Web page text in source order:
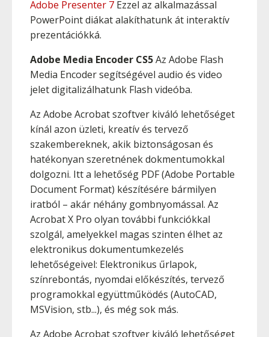
Adobe Presenter 7 Ezzel az alkalmazással
PowerPoint diákat alakíthatunk át interaktív
prezentációkká.
Adobe Media Encoder CS5Az Adobe Flash
Media Encoder segítségével audio és video
jelet digitalizálhatunk Flash videóba.
Az Adobe Acrobat szoftver kiváló lehetőséget
kínál azon üzleti, kreatív és tervező
szakembereknek, akik biztonságosan és
hatékonyan szeretnének dokmentumokkal
dolgozni. Itt a lehetőség PDF (Adobe Portable
Document Format) készítésére bármilyen
iratból – akár néhány gombnyomással. Az
Acrobat X Pro olyan további funkciókkal
szolgál, amelyekkel magas szinten élhet az
elektronikus dokumentumkezelés
lehetőségeivel: Elektronikus űrlapok,
színrebontás, nyomdai előkészítés, tervező
programokkal együttműködés (AutoCAD,
MSVision, stb...), és még sok más.
Az Adobe Acrobat szoftver kiváló lehetőséget